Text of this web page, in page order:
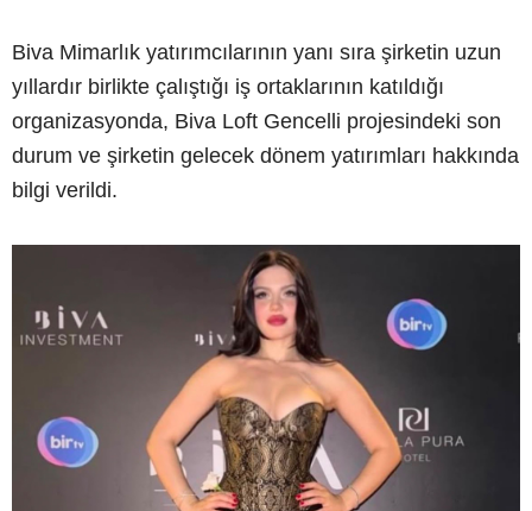
Biva Mimarlık yatırımcılarının yanı sıra şirketin uzun
yıllardır birlikte çalıştığı iş ortaklarının katıldığı
organizasyonda, Biva Loft Gencelli projesindeki son
durum ve şirketin gelecek dönem yatırımları hakkında
bilgi verildi.